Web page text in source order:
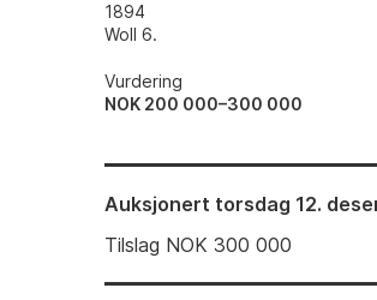
1894
Woll 6.
Vurdering
NOK 200 000–300 000
Auksjonert torsdag 12.
Tilslag NOK300 000